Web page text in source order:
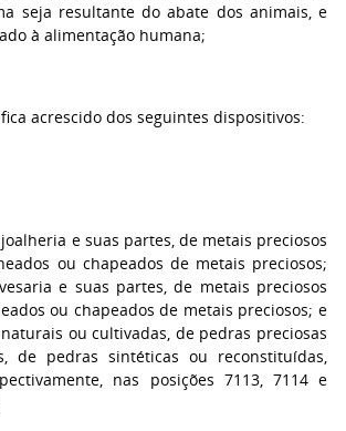
seja resultante do abate dos animais, e
à alimentação humana;
fica acrescido dos seguintes dispositivos:
e suas partes, de metais preciosos
ou chapeados de metais preciosos;
e suas partes, de metais preciosos
ou chapeados de metais preciosos; e
ou cultivadas, de pedras preciosas
de pedras sintéticas ou reconstituídas,
nas posições 7113, 7114 e